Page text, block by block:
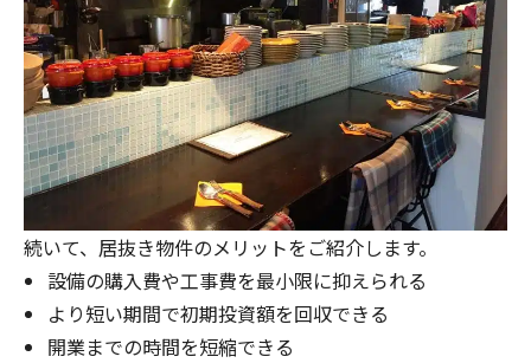
続いて、居抜き物件のメリットをご紹介します。
設備の購入費や工事費を最小限に抑えられる
より短い期間で初期投資額を回収できる
開業までの時間を短縮できる